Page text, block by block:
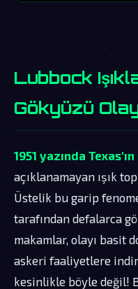
Lubbock
Gökyüzü
1951 yazında
açıklanamayan ışık
Üstelik bu garip
tarafından defalarca
makamlar, olayı basit
askeri faaliyetlere
kesinlikle böyle değil!